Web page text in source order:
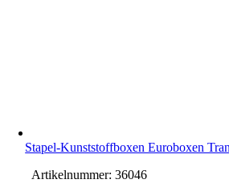
Stapel-Kunststoffboxen Euroboxen
Artikelnummer:36046